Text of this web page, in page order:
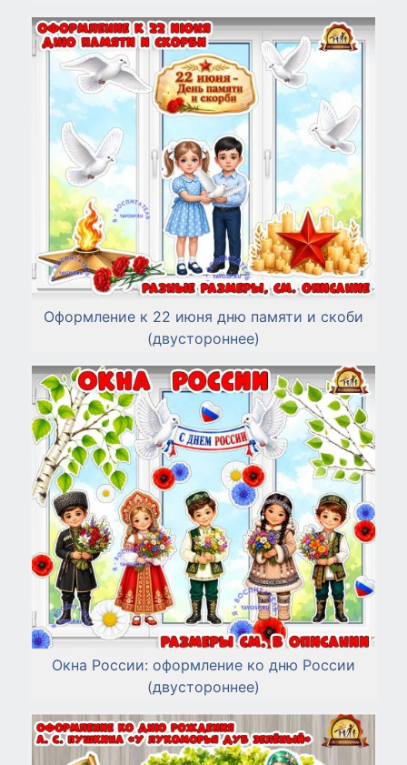
Оформление к 22 июня дню памяти и скоби
(двустороннее)
Окна России: оформление ко дню России
(двустороннее)